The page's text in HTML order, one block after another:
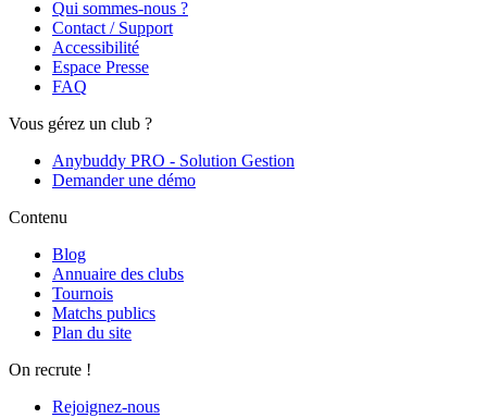
Qui sommes-nous ?
Contact / Support
Accessibilité
Espace Presse
FAQ
Vous gérez un club ?
Anybuddy PRO - Solution Gestion
Demander une démo
Contenu
Blog
Annuaire des clubs
Tournois
Matchs publics
Plan du site
On recrute !
Rejoignez-nous